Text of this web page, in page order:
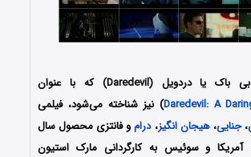
فیلم سینمایی بی باک یا دردویل (Daredevil) که با عنوان
Daredevil: A) نیز شناخته می‌شود، فیلمی
،جنایی،هیجان انگیز،درامو فانتزی محصول سال
آمریکا و سوئیس به کارگردانی مارک استیون